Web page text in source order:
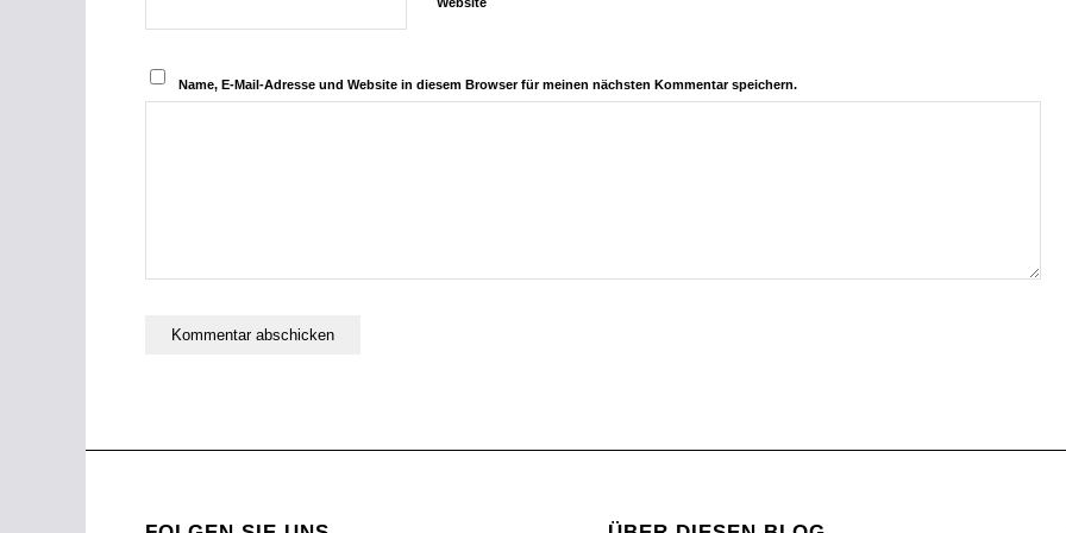
Name, E-Mail-Adresse und Website in diesem Browser für meinen nächsten Kommentar speichern.